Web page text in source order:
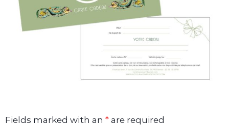
Fields marked with an * are required